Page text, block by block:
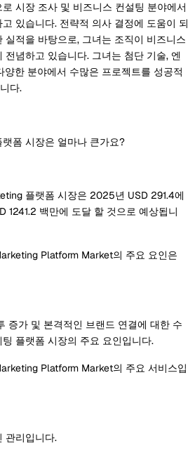
시장 조사 및 비즈니스 컨설팅 분야에서
있습니다. 전략적 의사 결정에 도움이 되
실적을 바탕으로, 그녀는 조직이 비즈니스
전념하고 있습니다. 그녀는 첨단 기술, 엔
양한 분야에서 수많은 프로젝트를 성공적
다.
폼 시장은 얼마나 큰가요?
플랫폼 시장은 2025년 USD 291.4에
1241.2 백만에 도달 할 것으로 예상됩니
Platform Market의 주요 요인은
증가 및 본격적인 브랜드 연결에 대한 수
플랫폼 시장의 주요 요인입니다.
Platform Market의 주요 서비스입
관리입니다.